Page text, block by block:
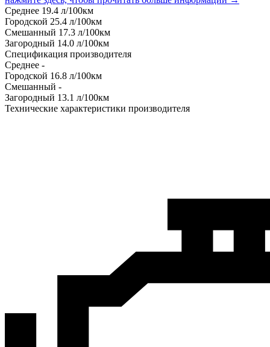
Среднее 19.4 л/100км
Городской 25.4 л/100км
Смешанный 17.3 л/100км
Загородный 14.0 л/100км
Спецификация производителя
Среднее -
Городской 16.8 л/100км
Смешанный -
Загородный 13.1 л/100км
Технические характеристики производителя